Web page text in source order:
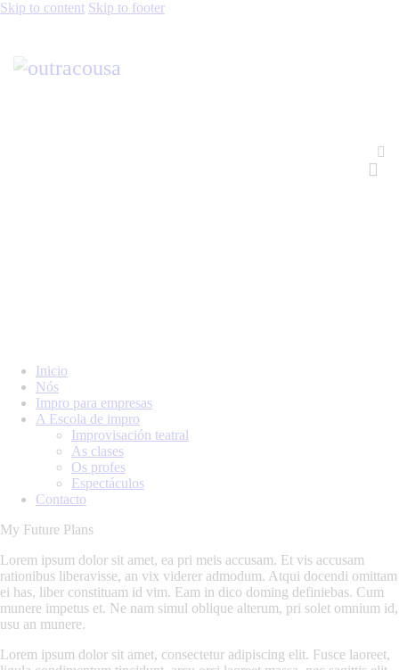
Skip to content Skip to footer
Inicio
Nós
Impro para empresas
A Escola de impro
Improvisación teatral
As clases
Os profes
Espectáculos
Contacto
My Future Plans
Lorem ipsum dolor sit amet, ea pri meis accusam. Et vis accusam
rationibus liberavisse, an vix viderer admodum. Atqui docendi omittam
ei has, liber constituam id vim. Eam in dico doming definiebas. Cum
munere impetus et. Ne nam simul oblique alterum, pri solet omnium id,
usu an munere.
Lorem ipsum dolor sit amet, consectetur adipiscing elit. Fusce laoreet,